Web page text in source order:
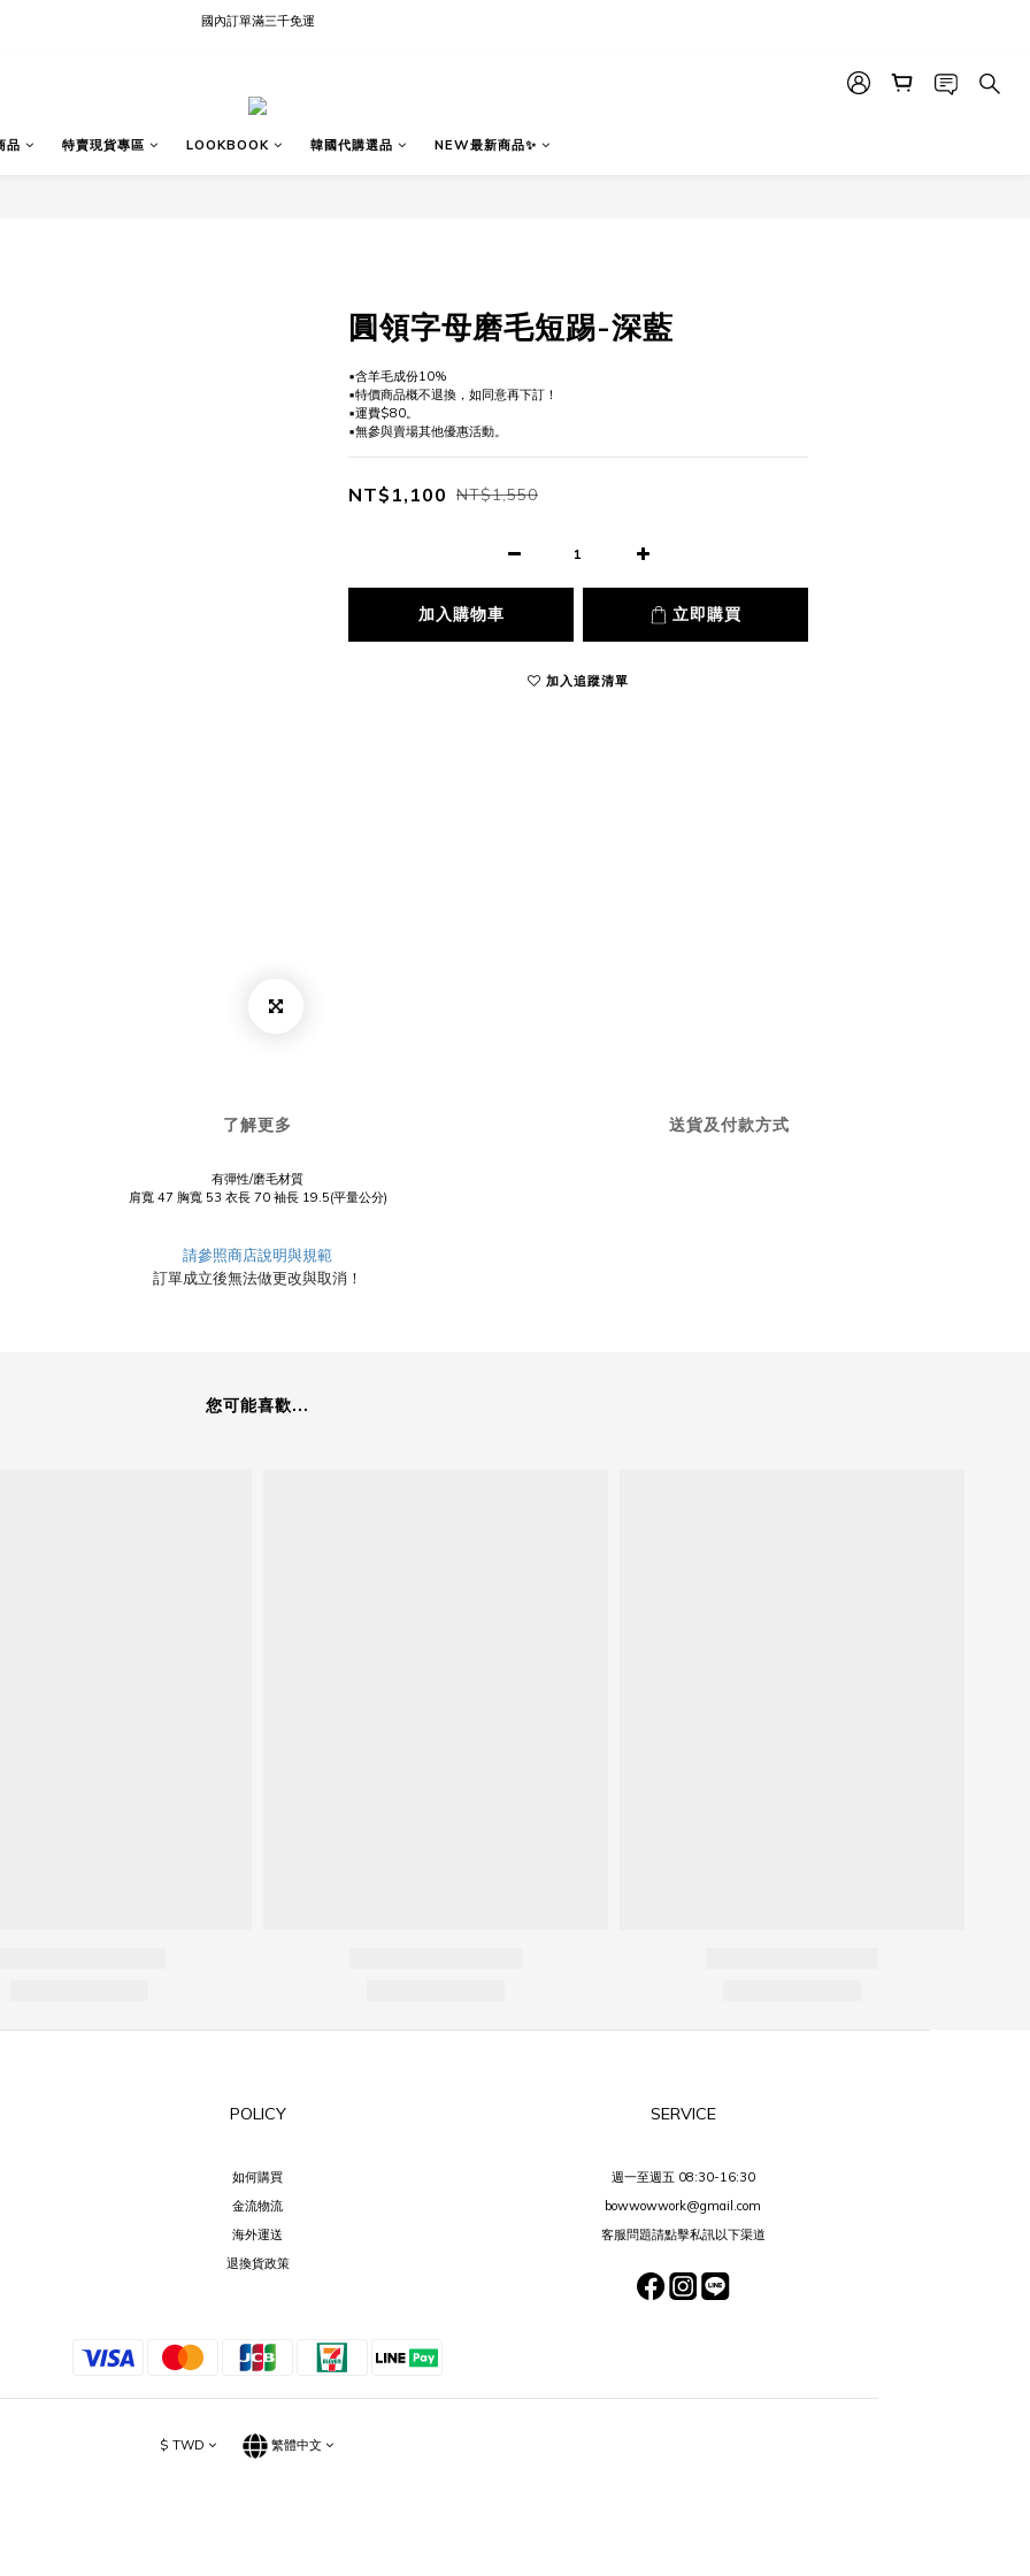
現貨快速出貨∣Ready to Ship
品 特賣現貨專區 LOOKBOOK 韓國代購選品 NEW最新商品✨
圓領字母磨毛短踢-深藍
▪含羊毛成份10%
▪️特價商品概不退換，如同意再下訂！
▪️運費$80。
▪️無參與賣場其他優惠活動。
NT$1,100 NT$1,550
加入購物車 立即購買
加入追蹤清單
了解更多 送貨及付款方式
有彈性/磨毛材質
肩寬 47 胸寬 53 衣長 70 袖長 19.5(平量公分)
請參照商店說明與規範
訂單成立後無法做更改與取消！
您可能喜歡...
POLICY
如何購買
金流物流
海外運送
退換貨政策
SERVICE
週一至週五 08:30-16:30
bowwowwork@gmail.com
客服問題請點擊私訊以下渠道
$ TWD 繁體中文